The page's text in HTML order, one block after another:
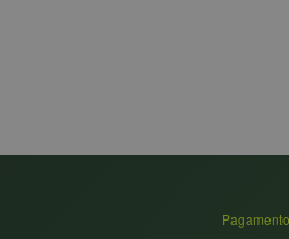
Pagamento